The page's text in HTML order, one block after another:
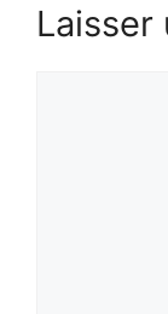
Laisser